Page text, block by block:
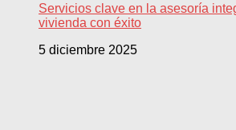
Servicios clave en la asesoría
vivienda con éxito
5 diciembre 2025